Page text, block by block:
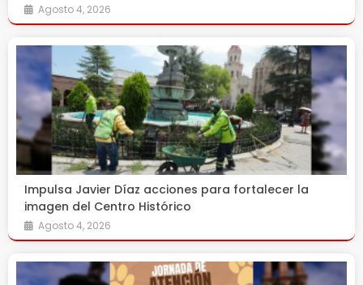
Agosto 4, 2026
Impulsa Javier Díaz acciones para fortalecer la
imagen del Centro Histórico
Agosto 4, 2026